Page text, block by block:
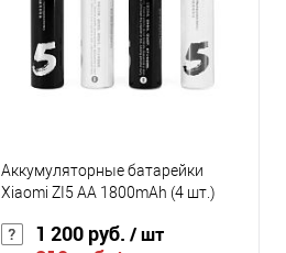
В избранное
Недоступно
Цвет
Аккумуляторные батарейки
Xiaomi ZI5 AA 1800mAh (4 шт.)
1 200 руб./ шт